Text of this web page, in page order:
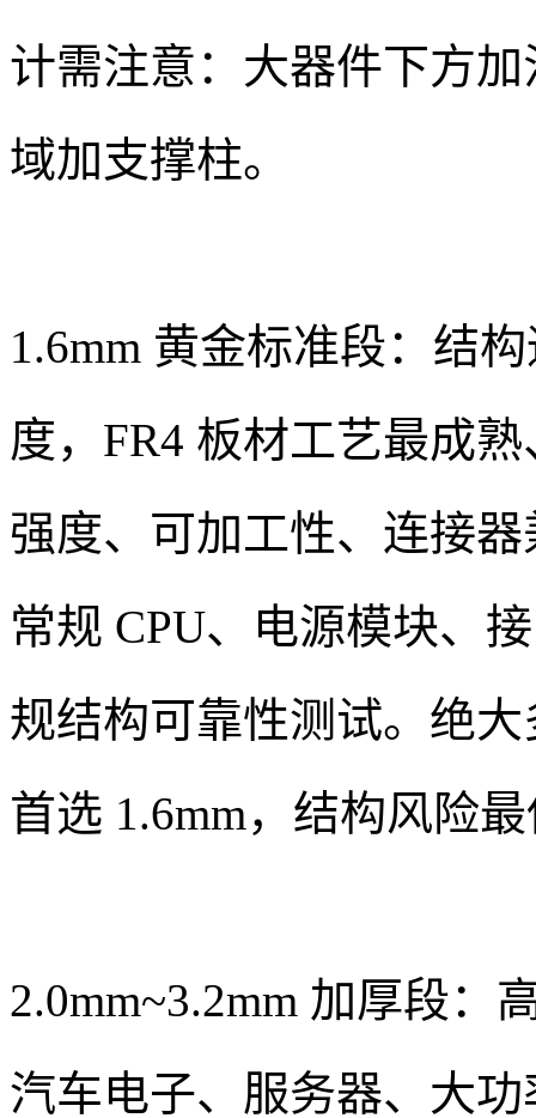
计需注意：大器件下方
域加支撑柱。
1.6mm 黄金标准段：结
度，FR4 板材工艺最成
强度、可加工性、连接
常规 CPU、电源模块、
规结构可靠性测试。绝
首选 1.6mm，结构风险
2.0mm~3.2mm 加厚段：
汽车电子、服务器、大